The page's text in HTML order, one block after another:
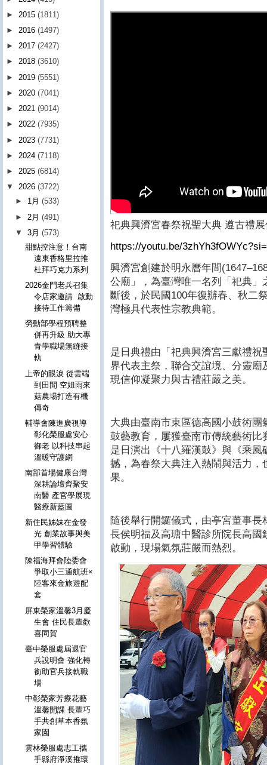
祀典興濟宮春祭祝聖大典 遵古禮
https://youtu.be/
興濟宮創建於明永曆年間
公廟」，為臺灣唯一名列「祀典
斷後，於民國100年復辦春、秋二
灣極具代表性宗教典範。
是日典禮由「祀典興濟宮三獻禮
界代表主祭，聯合交誼境、分靈
現信仰凝聚力與古禮莊嚴之美。
大典由臺南市東區德高國小鼓術
鼓藝教育，屢獲臺南市傳統藝術
是日演出《十八羅漢鼓》與《乘
撼，為春祭大典注入熱鬧與活力
果。
隨後舉行開鑼儀式，由亭宮董事
長侯明福及高瑭中醫診所院長高
啟動，現場氣氛莊嚴而熱烈。
► 2015 (1811)
► 2016 (1497)
► 2017 (2427)
► 2018 (3610)
► 2019 (5551)
► 2020 (7041)
► 2021 (9014)
► 2022 (7935)
► 2023 (7731)
► 2024 (7118)
► 2025 (6814)
▼ 2026 (3722)
► 1月(533)
► 2月(491)
▼3月(573)
甜點控注意！台南
遠東香格里拉推
杜拜巧克力系列
2026金門老兵召集
令店家邀請 啟動
接待工作籌備
勞動部學程預聘整
併再升級 助大專
青學職場無縫接
軌
上帝的眼淚 從雲端
到田間 空姐雨來
菇農場打造有機
傳奇
輔導會陳進廣視導
彰化榮服處安心
御老 以科技串起
溫暖守護網
南部首場健康台灣
深耕論壇齊聚安
南醫 產官學展現
醫療新藍圖
新住民姊妹在金發
光 創業故事與美
甲學習體驗
陳福海拜會陸委會
爭取小三通航班×
陸客來金旅遊配
套
屏東榮家溫馨3月慶
生會 住民長輩歡
喜同賀
臺中榮服處屆退官
兵說明會 強化轉
銜助官兵接軌職
場
中彰榮家芳療花藝
溫馨開課 長輩巧
手共創草本香氛
家園
雲林榮服處志工攜
手縣府淨溪推環